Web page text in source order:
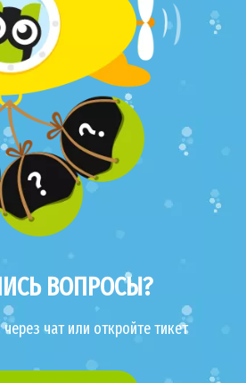
ВОПРОСЫ?
чат или откройте тикет